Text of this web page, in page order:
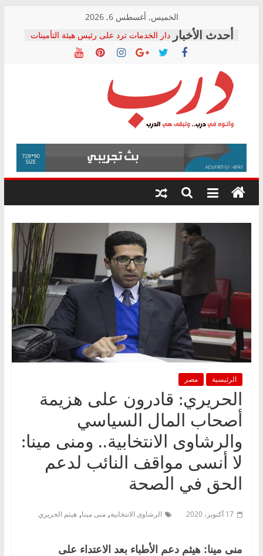
content
الخميس, أغسطس 6, 2026
دار الخدمات ترد على رئيس هيئة التأمينات
بعد مؤتمره الصحفي: إنكار الأزمة لا ينهي
معاناة أصحاب المعاشات.. ونطالب بكشف
فرحات سليمان يكتب: القطاع الصحي إلى
أين؟
حزب التحالف الشعبي يطلق لجنة “الحق
في الصحة” بالإسكندرية لرصد الانتهاكات
ودعم المرضى
الوزاري لمدينة الصحفيين.. وانتهاء أعمال
إنشاء المبنى الإداري
المجلس القومي لحقوق الإنسان يعلن
متابعة قضية الدكتور محمد زهران.. ويؤكد:
قرينة البراءة وضمانات المحاكمة العادلة
درب
وأتوه
درب..
وتبقى
هي
الرئيسية مصر
الحريري: قادرون على هزيمة
أصحاب المال السياسي
والرشاوى الانتخابية.. ومنى مينا:
لا أنسى مواقف النائب لدعم
الحق في الصحة
17 أكتوبر، 2020 الرشاوى الانتخابية, منى مينا, هيثم الحريري
منى مينا: هيثم دعم الأطباء بعد الاعتداء على